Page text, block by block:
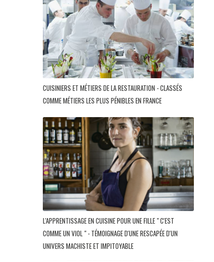
CUISINIERS ET MÉTIERS DE LA RESTAURATION - CLASSÉS
COMME MÉTIERS LES PLUS PÉNIBLES EN FRANCE
L'APPRENTISSAGE EN CUISINE POUR UNE FILLE " C'EST
COMME UN VIOL " - TÉMOIGNAGE D'UNE RESCAPÉE D'UN
UNIVERS MACHISTE ET IMPITOYABLE